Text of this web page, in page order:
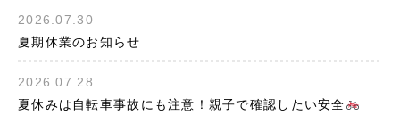
2026.07.30
夏期休業のお知らせ
2026.07.28
夏休みは自転車事故にも注意！親子で確認したい安全